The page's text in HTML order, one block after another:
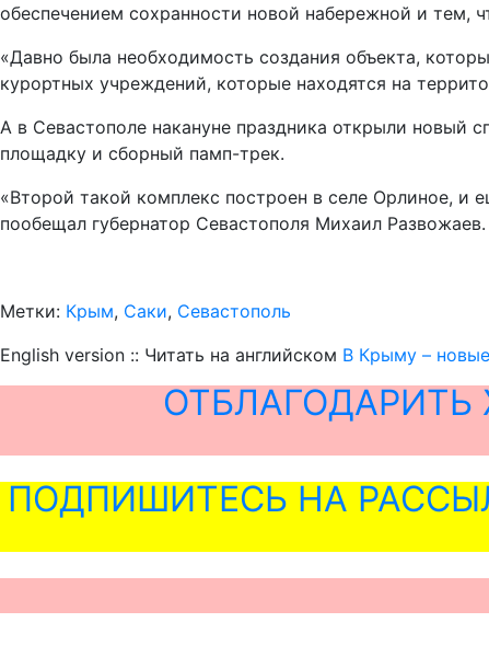
обеспечением сохранности новой набережной и тем,
«Давно была необходимость создания объекта,
курортных учреждений, которые находятся на
А в Севастополе накануне праздника открыли новый
площадку и сборный памп-трек.
«Второй такой комплекс построен в селе Орлиное,
пообещал губернатор Севастополя Михаил Развожаев.
Метки: Крым, Саки, Севастополь
English version :: Читать на английском В Крыму – новые
ПОДПИШИТЕСЬ НА